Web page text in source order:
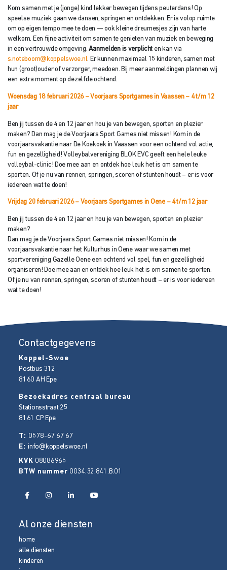
Kom samen met je (jonge) kind lekker bewegen tijdens peuterdans! Op
speelse muziek gaan we dansen, springen en ontdekken. Er is volop ruimte
om op eigen tempo mee te doen — ook kleine dreumesjes zijn van harte
welkom. Een fijne activiteit om samen te genieten van muziek en beweging
in een vertrouwde omgeving.Aanmelden is verplicht en kan via
s.noteboom@koppelswoe.nl. Er kunnen maximaal 15 kinderen, samen met
hun (groot)ouder of verzorger, meedoen. Bij meer aanmeldingen plannen wij
een extra moment op dezelfde ochtend.
Woensdag 18 februari 2026 – Voorjaars Sportgames in Vaassen – 4 t/m 12
jaar
Ben jij tussen de 4 en 12 jaar en hou je van bewegen, sporten en plezier
maken? Dan mag je de Voorjaars Sport Games niet missen! Kom in de
voorjaarsvakantie naar De Koekoek in Vaassen voor een ochtend vol actie,
fun en gezelligheid! Volleybalvereniging BLOK EVC geeft een hele leuke
volleybal-clinic! Doe mee aan en ontdek hoe leuk het is om samen te
sporten. Of je nu van rennen, springen, scoren of stunten houdt – er is voor
iedereen wat te doen!
Vrijdag 20 februari 2026 – Voorjaars Sportgames in Oene – 4 t/m 12 jaar
Ben jij tussen de 4 en 12 jaar en hou je van bewegen, sporten en plezier
maken?
Dan mag je de Voorjaars Sport Games niet missen! Kom in de
voorjaarsvakantie naar het Kulturhus in Oene waar we samen met
sportvereniging Gazelle Oene een ochtend vol spel, fun en gezelligheid
organiseren! Doe mee aan en ontdek hoe leuk het is om samen te sporten.
Of je nu van rennen, springen, scoren of stunten houdt – er is voor iedereen
wat te doen!
Contactgegevens
Koppel-Swoe
Postbus 312
8160 AH Epe
Bezoekadres centraal bureau
Stationsstraat 25
8161 CP Epe
T: 0578-67 67 67
E:info@koppelswoe.nl
KVK 08086965
BTW nummer 0034.32.841.B.01
Al onze diensten
home
alle diensten
kinderen